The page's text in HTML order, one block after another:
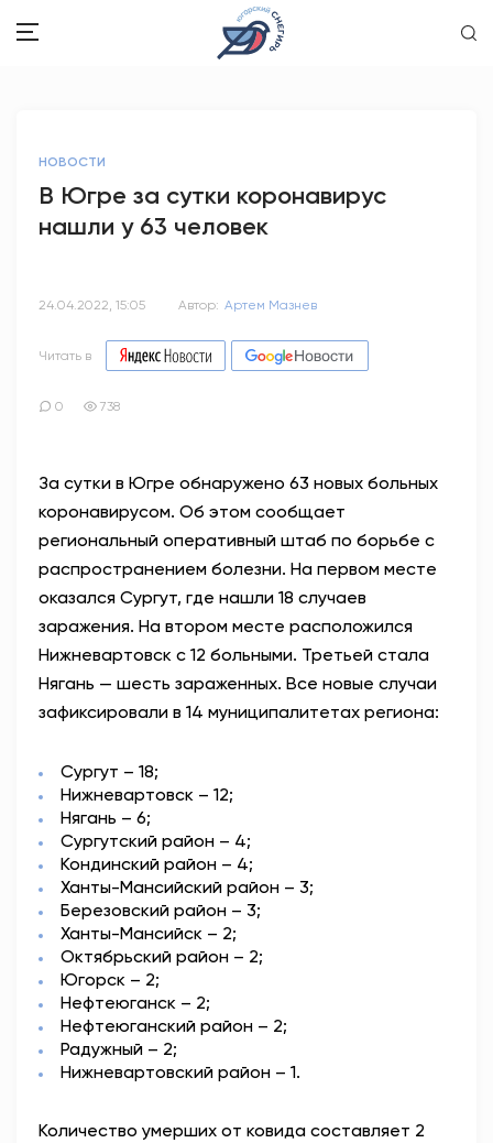
ОБРАЗОВАНИЕ
ЭТО У НАС СЕМЕЙНОЕ
АНТИТЕРРОР
НОВОСТИ
ОФИЦИАЛЬНО
НОВОСТИ
В Югре за сутки коронавирус
нашли у 63 человек
24.04.2022, 15:05 Автор: Артем Мазнев
Читать в
0 738
За сутки в Югре обнаружено 63 новых больных
коронавирусом. Об этом сообщает
региональный оперативный штаб по борьбе с
распространением болезни. На первом месте
оказался Сургут, где нашли 18 случаев
заражения. На втором месте расположился
Нижневартовск с 12 больными. Третьей стала
Нягань — шесть зараженных. Все новые случаи
зафиксировали в 14 муниципалитетах региона:
Сургут – 18;
Нижневартовск – 12;
Нягань – 6;
Сургутский район – 4;
Кондинский район – 4;
Ханты-Мансийский район – 3;
Березовский район – 3;
Ханты-Мансийск – 2;
Октябрьский район – 2;
Югорск – 2;
Нефтеюганск – 2;
Нефтеюганский район – 2;
Радужный – 2;
Нижневартовский район – 1.
Количество умерших от ковида составляет 2